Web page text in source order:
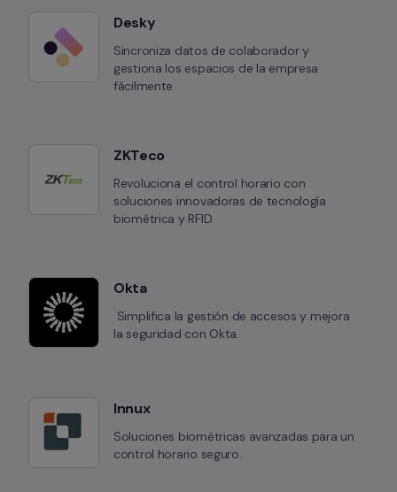
Desky
Sincroniza datos de colaborador y
gestiona los espacios de la empresa
fácilmente.
ZKTeco
Revoluciona el control horario con
soluciones innovadoras de tecnología
biométrica y RFID.
Okta
la seguridad con Okta.
Innux
Soluciones biométricas avanzadas para un
control horario seguro.